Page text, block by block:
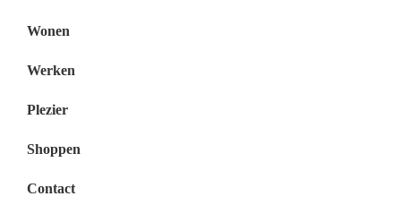
Wonen
Werken
Plezier
Shoppen
Contact